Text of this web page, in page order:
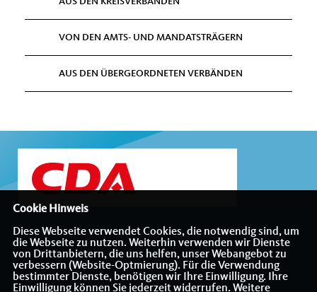
VON DEN AMTS- UND MANDATSTRÄGERN
AUS DEN ÜBERGEORDNETEN VERBÄNDEN
Internetauftritt des CDA-Bezirksverbandes Münsterland
Cookie Hinweis
Diese Webseite verwendet Cookies, die notwendig sind, um
die Webseite zu nutzen. Weiterhin verwenden wir Dienste
von Drittanbietern, die uns helfen, unser Webangebot zu
verbessern (Website-Optmierung). Für die Verwendung
bestimmter Dienste, benötigen wir Ihre Einwilligung. Ihre
Einwilligung können Sie jederzeit widerrufen. Weitere